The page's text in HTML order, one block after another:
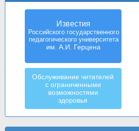
Известия
Российского государственного
педагогического университета
им. А.И. Герцена
Обслуживание читателей
с ограниченными
возможностями
здоровья